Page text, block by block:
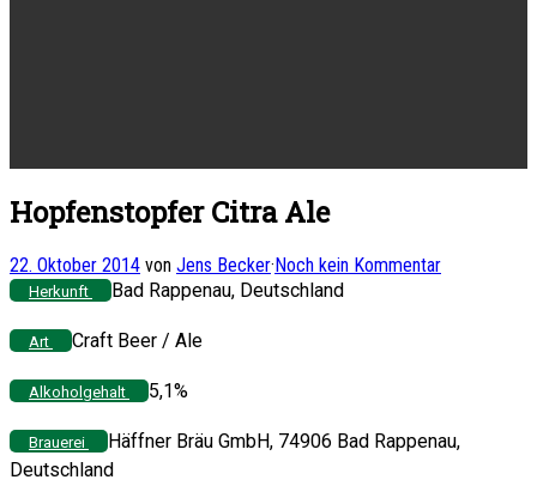
Hopfenstopfer Citra Ale
22. Oktober 2014 von Jens Becker· Noch kein Kommentar
Herkunft Bad Rappenau, Deutschland
Art Craft Beer / Ale
Alkoholgehalt 5,1%
Brauerei
Häffner Bräu GmbH, 74906 Bad Rappenau,
Deutschland